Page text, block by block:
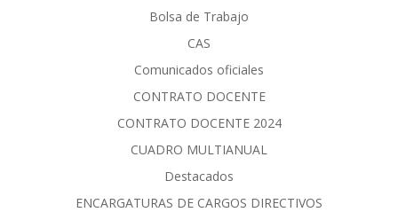
Bolsa de Trabajo
CAS
Comunicados oficiales
CONTRATO DOCENTE
CONTRATO DOCENTE 2024
CUADRO MULTIANUAL
Destacados
ENCARGATURAS DE CARGOS DIRECTIVOS